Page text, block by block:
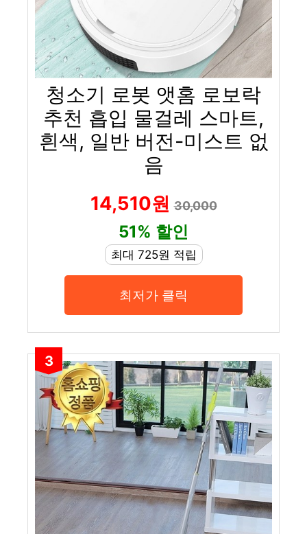
청소기 로봇 앳홈 로보락
추천 흡입 물걸레 스마트,
흰색, 일반 버전-미스트 없
음
14,510원30,000
51% 할인
최대 725원 적립
최저가 클릭
3